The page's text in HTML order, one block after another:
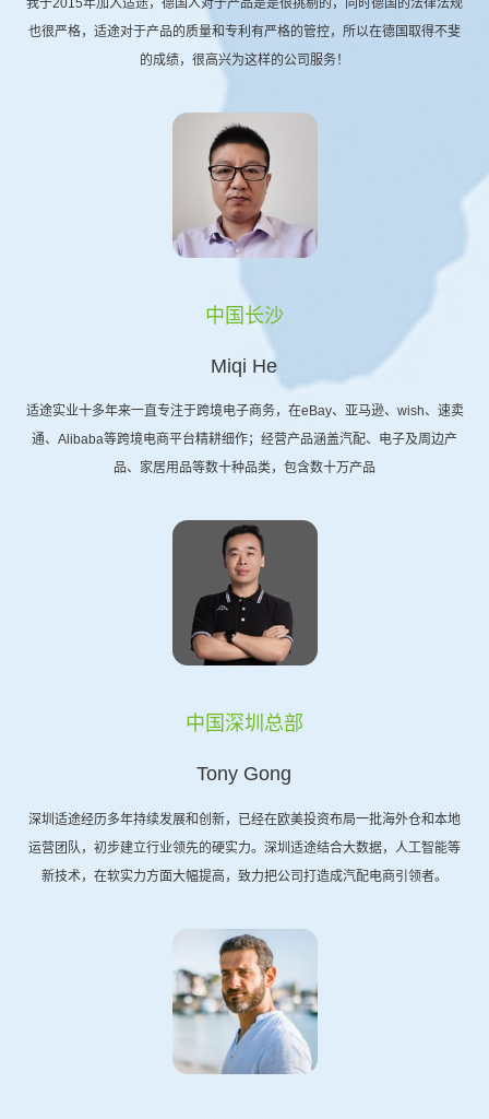
我于2015年加入适途，德国人对于产品是是很挑剔的，同时德国的法律法规
也很严格，适途对于产品的质量和专利有严格的管控，所以在德国取得不斐
的成绩，很高兴为这样的公司服务！
中国长沙
Miqi He
适途实业十多年来一直专注于跨境电子商务，在eBay、亚马逊、wish、速卖
通、Alibaba等跨境电商平台精耕细作；经营产品涵盖汽配、电子及周边产
品、家居用品等数十种品类，包含数十万产品
中国深圳总部
Tony Gong
深圳适途经历多年持续发展和创新，已经在欧美投资布局一批海外仓和本地
运营团队，初步建立行业领先的硬实力。深圳适途结合大数据，人工智能等
新技术，在软实力方面大幅提高，致力把公司打造成汽配电商引领者。